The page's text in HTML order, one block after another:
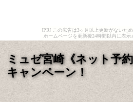
[PR] この広告は3ヶ月以上更新がないため
ホームページを更新後24時間以内に表示
ミュゼ宮崎《ネット予
キャンペーン！